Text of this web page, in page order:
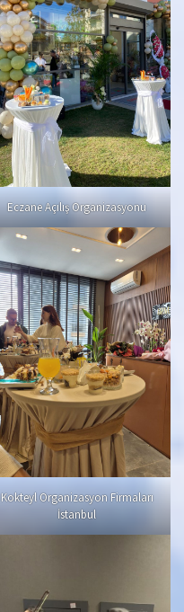
Eczane Açılış Organizasyonu
Kokteyl Organizasyon Firmaları
İstanbul